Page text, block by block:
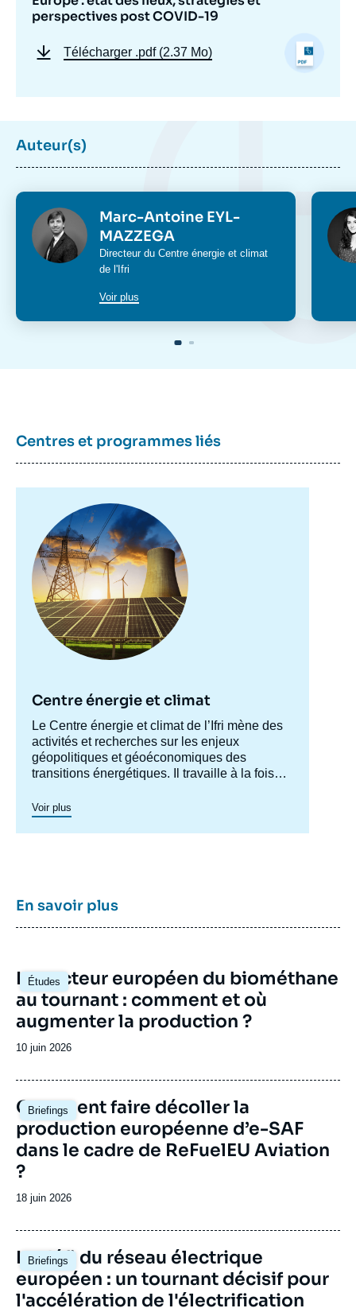
perspectives post COVID-19
Télécharger .pdf (2.37 Mo)
Auteur(s)
Photo
Marc-Antoine EYL-
MAZZEGA
Intitulé
du
Directeur du Centre énergie et climat
de l'Ifri
Voir plus
Centres et programmes liés
principale
Centre énergie et climat
Accroche
centre
Le Centre énergie et climat de l’Ifri mène des
activités et recherches sur les enjeux
géopolitiques et géoéconomiques des
transitions énergétiques. Il travaille à la fois
compétitivité, de maîtrise des chaînes de
valeur, et d'acceptabilité. Spécialisé dans
l’étude des politiques européennes de
énergétiques et climatiques des grandes
puissances comme les Etats-Unis, la Chine
ou l’Inde. Il offre une expertise reconnue,
notamment.
Voir plus
En savoir plus
Études
Image
principale
Le secteur européen du biométhane
au tournant : comment et où
augmenter la production ?
Date
publication
10 juin 2026
Briefings
Image
principale
Comment faire décoller la
production européenne d’e-SAF
dans le cadre de ReFuelEU Aviation
?
Date
publication
18 juin 2026
Briefings
Image
principale
Le défi du réseau électrique
européen : un tournant décisif pour
l'accélération de l'électrification